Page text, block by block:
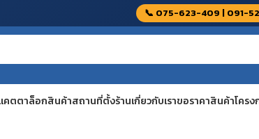
📞 075-623-409 | 091-
🔧
คตตาล็อกสินค้าสถานที่ตั้งร้านเกี่ยวกับเราขอราคาสินค้าโครง